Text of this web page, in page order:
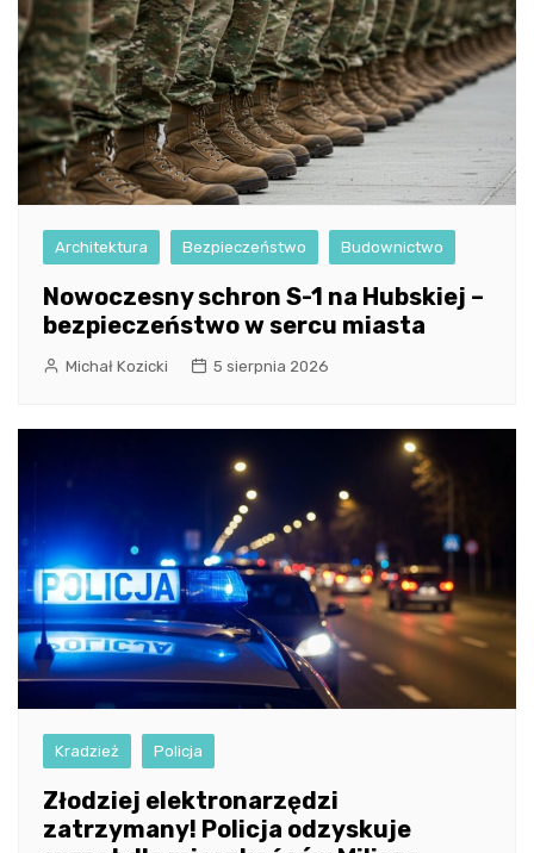
Architektura Bezpieczeństwo Budownictwo
Nowoczesny schron S-1 na Hubskiej –
bezpieczeństwo w sercu miasta
Michał Kozicki 5 sierpnia 2026
Kradzież Policja
Złodziej elektronarzędzi
zatrzymany! Policja odzyskuje